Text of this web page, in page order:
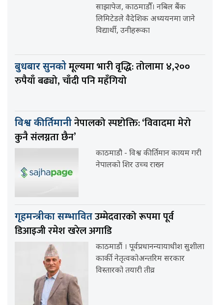
साझापेज, काठमाडौँ। नबिल बैंक
लिमिटेडले वैदेशिक अध्ययनमा जाने
विद्यार्थी, उनीहरूका
बुधबार सुनकोमूल्यमा भारी वृद्धि: तोलामा ४,२००
रुपैयाँ बढ्यो, चाँदी पनि महँगियो
विश्व कीर्तिमानीनेपालको स्पष्टोक्ति: ‘विवादमा मेरो
कुनै संलग्नता छैन’
काठमाडौ - विश्व कीर्तिमान कायम गरी
नेपालको शिर उच्च राख्न
गृहमन्त्रीका सम्भावितउम्मेदवारको रूपमा पूर्व
डिआइजी रमेश खरेल अगाडि
काठमाडौं । पूर्वप्रधानन्यायाधीश सुशीला
कार्की नेतृत्वकोअन्तरिम सरकार
विस्तारको तयारी तीव्र